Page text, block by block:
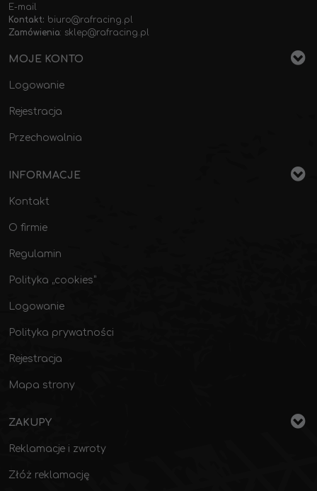
E-mail
Kontakt: biuro@rafracing.pl
Zamówienia: sklep@rafracing.pl
MOJE KONTO
Logowanie
Rejestracja
Przechowalnia
INFORMACJE
Kontakt
O firmie
Regulamin
Polityka „cookies”
Logowanie
Polityka prywatności
Rejestracja
Mapa strony
ZAKUPY
Reklamacje i zwroty
Złóż reklamację